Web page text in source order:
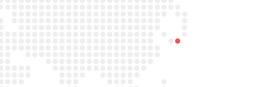
Telefoon/Whatsapp